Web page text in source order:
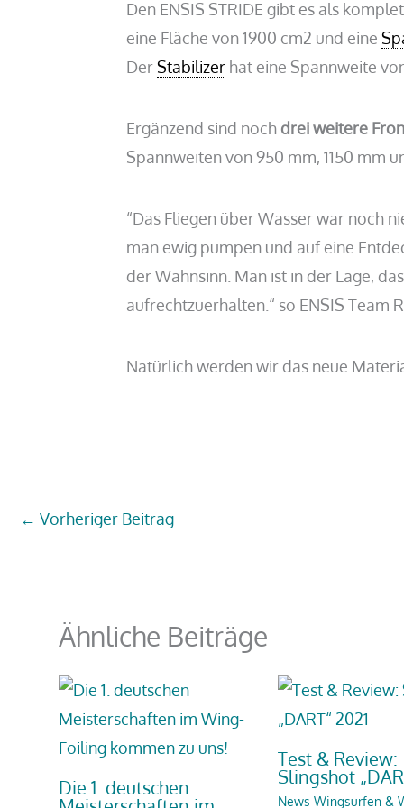
Den ENSIS STRIDE gibt es als
eine Fläche von 1900 cm2 und eine
DerStabilizer hat eine Spannweite
Ergänzend sind noch drei weitere
Spannweiten von 950 mm, 1150 mm
“Das Fliegen über Wasser war noch
man ewig pumpen und auf eine
der Wahnsinn. Man ist in der Lage,
aufrechtzuerhalten.“ so ENSIS Team
Natürlich werden wir das neue
← Vorheriger Beitrag
Ähnliche Beiträge
Die 1. deutschen
Test & Review:
Slingshot
News Wingsurfen &